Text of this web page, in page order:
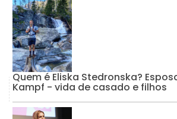
Quem é Eliska Stedronska?
Kampf - vida de casado e filhos